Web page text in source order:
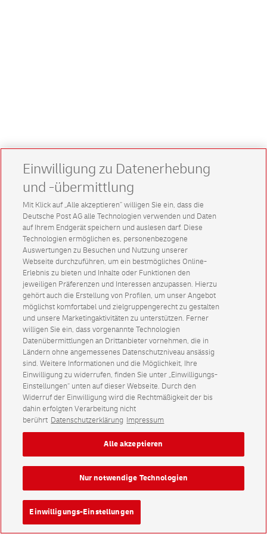
Einwilligung zu Datenerhebung
und -übermittlung
Mit Klick auf „Alle akzeptieren” willigen Sie ein, dass die
Deutsche Post AG alle Technologien verwenden und Daten
auf Ihrem Endgerät speichern und auslesen darf. Diese
Technologien ermöglichen es, personenbezogene
Auswertungen zu Besuchen und Nutzung unserer
Webseite durchzuführen, um ein bestmögliches Online-
Erlebnis zu bieten und Inhalte oder Funktionen den
jeweiligen Präferenzen und Interessen anzupassen. Hierzu
gehört auch die Erstellung von Profilen, um unser Angebot
möglichst komfortabel und zielgruppengerecht zu gestalten
und unsere Marketingaktivitäten zu unterstützen. Ferner
willigen Sie ein, dass vorgenannte Technologien
Datenübermittlungen an Drittanbieter vornehmen, die in
Ländern ohne angemessenes Datenschutzniveau ansässig
sind. Weitere Informationen und die Möglichkeit, Ihre
Einwilligung zu widerrufen, finden Sie unter „Einwilligungs-
Einstellungen“ unten auf dieser Webseite. Durch den
Widerruf der Einwilligung wird die Rechtmäßigkeit der bis
dahin erfolgten Verarbeitung nicht
berührt Datenschutzerklärung Impressum
Einwilligungs-Einstellungen
Nur notwendige Technologien
Alle akzeptieren